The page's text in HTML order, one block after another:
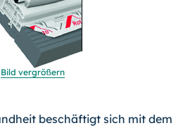
Bild vergrößern
beschäftigt sich mit dem